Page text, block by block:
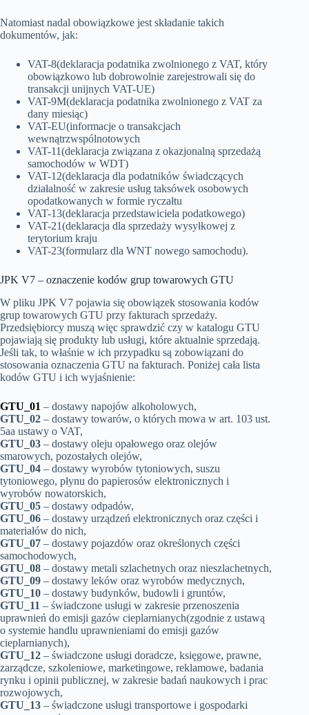
Natomiast nadal obowiązkowe jest składanie takich
dokumentów, jak:
VAT-8(deklaracja podatnika zwolnionego z VAT, który
obowiązkowo lub dobrowolnie zarejestrowali się do
transakcji unijnych VAT-UE)
VAT-9M(deklaracja podatnika zwolnionego z VAT za
dany miesiąc)
VAT-EU(informacje o transakcjach
wewnątrzwspólnotowych
VAT-11(deklaracja związana z okazjonalną sprzedażą
samochodów w WDT)
VAT-12(deklaracja dla podatników świadczących
działalność w zakresie usług taksówek osobowych
opodatkowanych w formie ryczałtu
VAT-13(deklaracja przedstawiciela podatkowego)
VAT-21(deklaracja dla sprzedaży wysyłkowej z
terytorium kraju
VAT-23(formularz dla WNT nowego samochodu).
JPK V7 – oznaczenie kodów grup towarowych GTU
W pliku JPK V7 pojawia się obowiązek stosowania kodów
grup towarowych GTU przy fakturach sprzedaży.
Przedsiębiorcy muszą więc sprawdzić czy w katalogu GTU
pojawiają się produkty lub usługi, które aktualnie sprzedają.
Jeśli tak, to właśnie w ich przypadku są zobowiązani do
stosowania oznaczenia GTU na fakturach. Poniżej cała lista
kodów GTU i ich wyjaśnienie:
GTU_01 – dostawy napojów alkoholowych,
GTU_02 – dostawy towarów, o których mowa w art. 103 ust.
5aa ustawy o VAT,
GTU_03 – dostawy oleju opałowego oraz olejów
smarowych, pozostałych olejów,
GTU_04 – dostawy wyrobów tytoniowych, suszu
tytoniowego, płynu do papierosów elektronicznych i
wyrobów nowatorskich,
GTU_05 – dostawy odpadów,
GTU_06 – dostawy urządzeń elektronicznych oraz części i
materiałów do nich,
GTU_07 – dostawy pojazdów oraz określonych części
samochodowych,
GTU_08 – dostawy metali szlachetnych oraz nieszlachetnych,
GTU_09 – dostawy leków oraz wyrobów medycznych,
GTU_10 – dostawy budynków, budowli i gruntów,
GTU_11 – świadczone usługi w zakresie przenoszenia
uprawnień do emisji gazów cieplarnianych(zgodnie z ustawą
o systemie handlu uprawnieniami do emisji gazów
cieplarnianych),
GTU_12 – świadczone usługi doradcze, księgowe, prawne,
zarządcze, szkoleniowe, marketingowe, reklamowe, badania
rynku i opinii publicznej, w zakresie badań naukowych i prac
rozwojowych,
GTU_13 – świadczone usługi transportowe i gospodarki